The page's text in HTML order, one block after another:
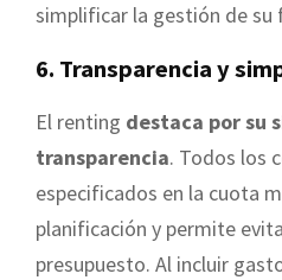
simplificar la gestión de su
6. Transparencia y
El renting destaca por su
transparencia. Todos los
especificados en la cuota
planificación y permite
presupuesto. Al incluir